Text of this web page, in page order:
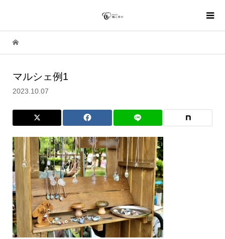
マルシェ例1
2023.10.07